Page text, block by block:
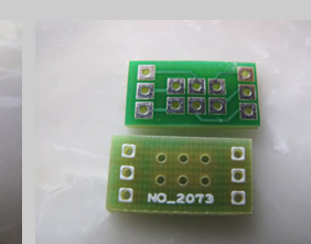
9mmポット用サポーター基板Dual
用
¥60